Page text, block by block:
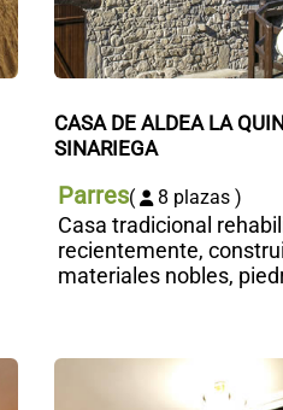
CASA DE ALDEA LA
SINARIEGA
Parres( 8 plazas )
Casa tradicional
recientemente,
materiales nobles,
Alojamientos